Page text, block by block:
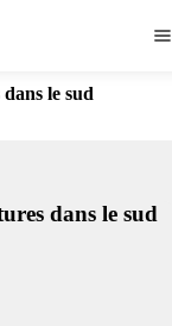
le sud
dans le sud